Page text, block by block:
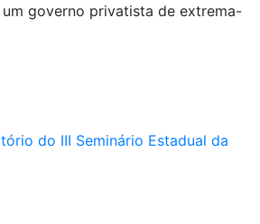
governo privatista de extrema-
do III Seminário Estadual da